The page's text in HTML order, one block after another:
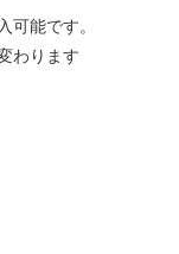
可能です。
わります